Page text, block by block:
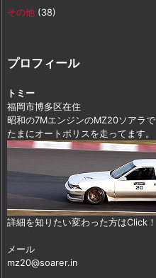
その他 (38)
プロフィール
トミー
福岡市博多区在住
昭和の7MエンジンのMZ20ソアラで
たまにオートポリスを走ってます。
詳細を知りたい変わった方はClick！
メール
mz20@soarer.in